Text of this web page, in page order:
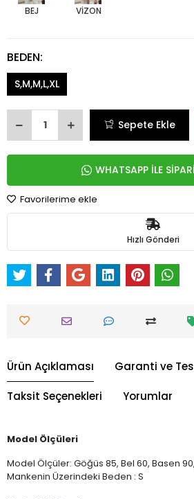
BEJ VİZON
BEDEN:
S,M,M,L,XL
Sepete Ekle
WHATSAPP İLE
Favorilerime ekle
Hızlı Gönderi
Ürün Açıklaması Garanti ve
Taksit Seçenekleri Yorumlar
Model Ölçüleri
Model Ölçüler: Göğüs 85, Bel 60, Basen
Mankenin Üzerindeki Beden : S